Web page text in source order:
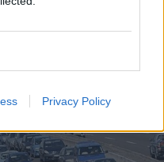
Privacy Policy